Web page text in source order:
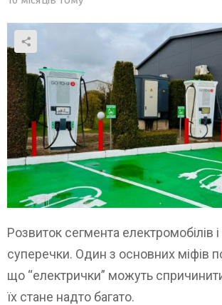
Розвиток сегмента електромобілів
суперечки. Один з основних міфів
що “електрички” можуть
їх стане надто багато.